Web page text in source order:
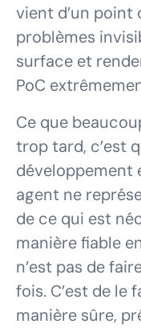
vient d’un point
problèmes
surface et
PoC
Ce que
trop tard, c’est
développement
agent ne
de ce qui est
manière fiable
n’est pas de
fois. C’est de le
manière sûre,